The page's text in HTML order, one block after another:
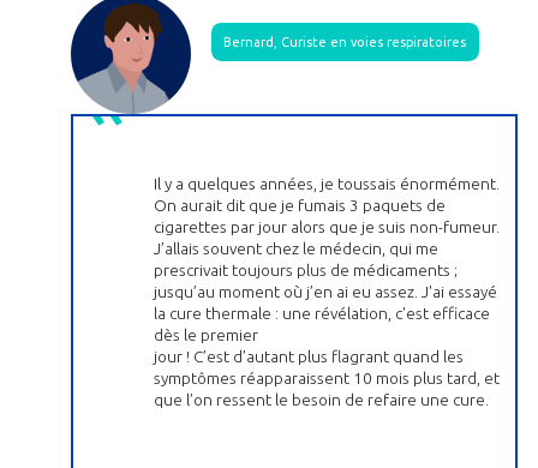
Bernard, Curiste en voies respiratoires
Il y a quelques années, je toussais énormément.
On aurait dit que je fumais 3 paquets de
cigarettes par jour alors que je suis non-fumeur.
J’allais souvent chez le médecin, qui me
prescrivait toujours plus de médicaments ;
jusqu’au moment où j’en ai eu assez. J'ai essayé
la cure thermale : une révélation, c'est efficace
dès le premier
jour ! C’est d’autant plus flagrant quand les
symptômes réapparaissent 10 mois plus tard, et
que l’on ressent le besoin de refaire une cure.